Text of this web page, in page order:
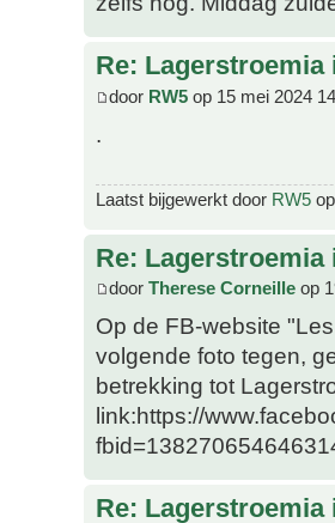
Re:
door RW5 op 15 mei 2024
.
Laatst bijgewerkt door RW5
Re:
door Therese Corneille op
Op de FB-website
volgende foto tegen,
betrekking tot
link:https://
Re: